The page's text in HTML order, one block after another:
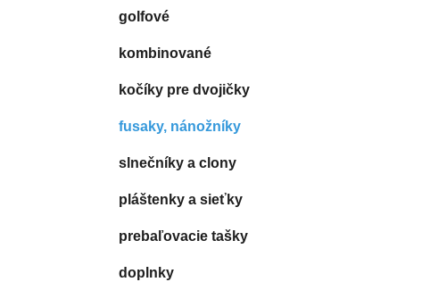
golfové
kombinované
kočíky pre dvojičky
fusaky, nánožníky
slnečníky a clony
pláštenky a sieťky
prebaľovacie tašky
doplnky